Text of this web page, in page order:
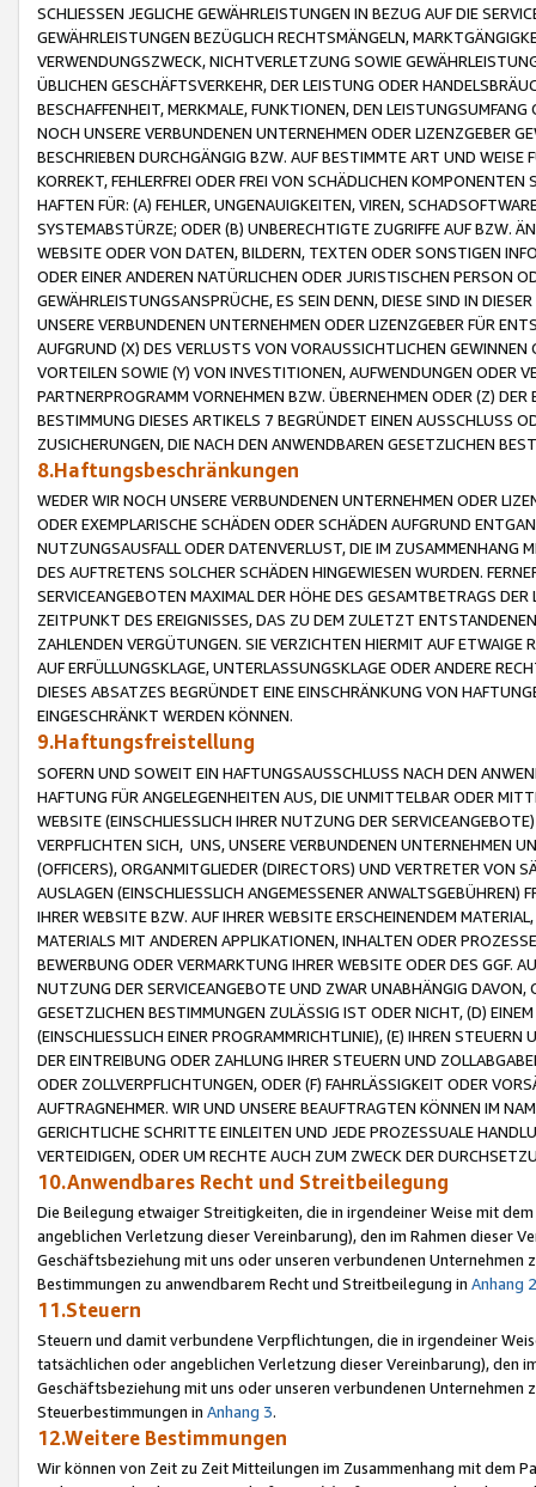
SCHLIESSEN JEGLICHE GEWÄHRLEISTUNGEN IN BEZUG AUF DIE
GEWÄHRLEISTUNGEN BEZÜGLICH RECHTSMÄNGELN,
VERWENDUNGSZWECK, NICHTVERLETZUNG SOWIE
ÜBLICHEN GESCHÄFTSVERKEHR, DER LEISTUNG ODER
BESCHAFFENHEIT, MERKMALE, FUNKTIONEN, DEN
NOCH UNSERE VERBUNDENEN UNTERNEHMEN ODER LIZENZGEBER
BESCHRIEBEN DURCHGÄNGIG BZW. AUF BESTIMMTE ART UND
KORREKT, FEHLERFREI ODER FREI VON SCHÄDLICHEN
HAFTEN FÜR: (A) FEHLER, UNGENAUIGKEITEN, VIREN,
SYSTEMABSTÜRZE; ODER (B) UNBERECHTIGTE ZUGRIFFE AUF BZW.
WEBSITE ODER VON DATEN, BILDERN, TEXTEN ODER SONSTIGEN
ODER EINER ANDEREN NATÜRLICHEN ODER JURISTISCHEN PERSON
GEWÄHRLEISTUNGSANSPRÜCHE, ES SEIN DENN, DIESE SIND IN
UNSERE VERBUNDENEN UNTERNEHMEN ODER LIZENZGEBER FÜR
AUFGRUND (X) DES VERLUSTS VON VORAUSSICHTLICHEN
VORTEILEN SOWIE (Y) VON INVESTITIONEN, AUFWENDUNGEN ODER
PARTNERPROGRAMM VORNEHMEN BZW. ÜBERNEHMEN ODER (Z)
BESTIMMUNG DIESES ARTIKELS 7 BEGRÜNDET EINEN AUSSCHLUSS
ZUSICHERUNGEN, DIE NACH DEN ANWENDBAREN GESETZLICHEN
8.Haftungsbeschränkungen
WEDER WIR NOCH UNSERE VERBUNDENEN UNTERNEHMEN ODER
ODER EXEMPLARISCHE SCHÄDEN ODER SCHÄDEN AUFGRUND
NUTZUNGSAUSFALL ODER DATENVERLUST, DIE IM ZUSAMMENHANG
DES AUFTRETENS SOLCHER SCHÄDEN HINGEWIESEN WURDEN.
SERVICEANGEBOTEN MAXIMAL DER HÖHE DES GESAMTBETRAGS
ZEITPUNKT DES EREIGNISSES, DAS ZU DEM ZULETZT
ZAHLENDEN VERGÜTUNGEN. SIE VERZICHTEN HIERMIT AUF
AUF ERFÜLLUNGSKLAGE, UNTERLASSUNGSKLAGE ODER ANDERE
DIESES ABSATZES BEGRÜNDET EINE EINSCHRÄNKUNG VON
EINGESCHRÄNKT WERDEN KÖNNEN.
9.Haftungsfreistellung
SOFERN UND SOWEIT EIN HAFTUNGSAUSSCHLUSS NACH DEN
HAFTUNG FÜR ANGELEGENHEITEN AUS, DIE UNMITTELBAR ODER
WEBSITE (EINSCHLIESSLICH IHRER NUTZUNG DER
VERPFLICHTEN SICH, UNS, UNSERE VERBUNDENEN UNTERNEHMEN
(OFFICERS), ORGANMITGLIEDER (DIRECTORS) UND VERTRETER VON
AUSLAGEN (EINSCHLIESSLICH ANGEMESSENER
IHRER WEBSITE BZW. AUF IHRER WEBSITE ERSCHEINENDEM
MATERIALS MIT ANDEREN APPLIKATIONEN, INHALTEN ODER
BEWERBUNG ODER VERMARKTUNG IHRER WEBSITE ODER DES GGF.
NUTZUNG DER SERVICEANGEBOTE UND ZWAR UNABHÄNGIG
GESETZLICHEN BESTIMMUNGEN ZULÄSSIG IST ODER NICHT, (D)
(EINSCHLIESSLICH EINER PROGRAMMRICHTLINIE), (E) IHREN
DER EINTREIBUNG ODER ZAHLUNG IHRER STEUERN UND
ODER ZOLLVERPFLICHTUNGEN, ODER (F) FAHRLÄSSIGKEIT ODER
AUFTRAGNEHMER. WIR UND UNSERE BEAUFTRAGTEN KÖNNEN IM
GERICHTLICHE SCHRITTE EINLEITEN UND JEDE PROZESSUALE
VERTEIDIGEN, ODER UM RECHTE AUCH ZUM ZWECK DER
10.Anwendbares Recht und Streitbeilegung
Die Beilegung etwaiger Streitigkeiten, die in irgendeiner Weise mit
angeblichen Verletzung dieser Vereinbarung), den im Rahmen dieser
Geschäftsbeziehung mit uns oder unseren verbundenen
Bestimmungen zu anwendbarem Recht und Streitbeilegung in Anhang 2
11.Steuern
Steuern und damit verbundene Verpflichtungen, die in irgendeiner
tatsächlichen oder angeblichen Verletzung dieser Vereinbarung), den
Geschäftsbeziehung mit uns oder unseren verbundenen
Steuerbestimmungen in Anhang 3.
12.Weitere Bestimmungen
Wir können von Zeit zu Zeit Mitteilungen im Zusammenhang mit dem